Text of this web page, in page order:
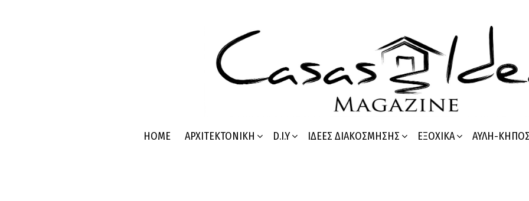
HOME ΑΡΧΙΤΕΚΤΟΝΙΚΉ D.I.Y ΙΔΈΕΣ ΔΙΑΚΌΣΜΗΣΗΣ ΕΞΟΧΙΚΆ ΑΥΛΉ-